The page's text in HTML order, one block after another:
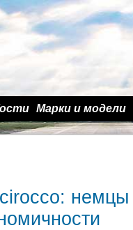
Марки и модели
немцы